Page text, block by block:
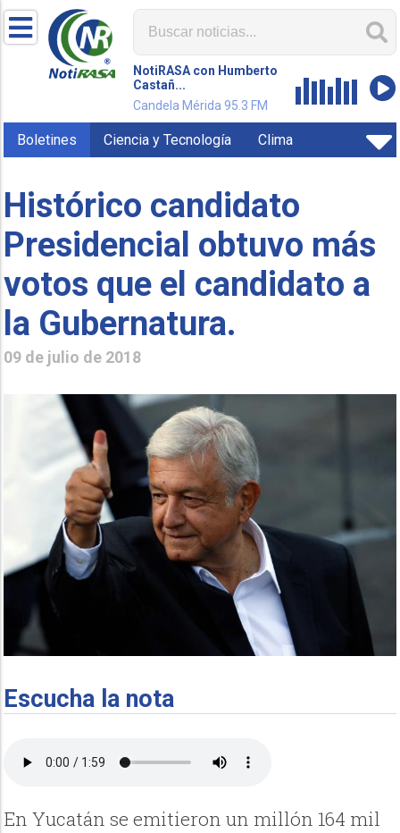
NotiRASA con Humberto
Castañ...
Candela Mérida 95.3 FM
Boletines Ciencia y Tecnología Clima
Histórico candidato
Presidencial obtuvo más
votos que el candidato a
la Gubernatura.
09 de julio de 2018
Escucha la nota
En Yucatán se emitieron un millón 164 mil